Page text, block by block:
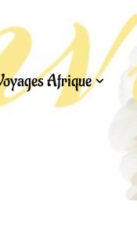
Afrique